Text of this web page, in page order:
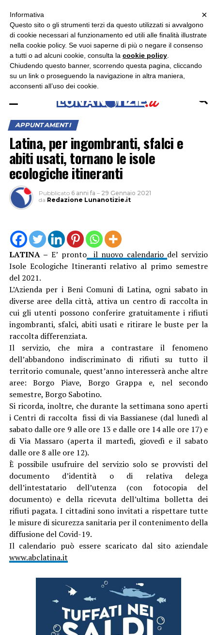
ASCOLTA RADIO LUNA
APPUNTAMENTI
Latina, per ingombranti, sfalci e
abiti usati, tornano le isole
ecologiche itineranti
Pubblicato 6 anni fa – 29 Gennaio 2021
da Redazione Lunanotizie.it
LATINA – E’ prontoil nuovo calendario del servizio
Isole Ecologiche Itineranti relativo al primo semestre
del 2021.
L’Azienda per i Beni Comuni di Latina, ogni sabato in
diverse aree della città, attiva un centro di raccolta in
cui gli utenti possono conferire gratuitamente i rifiuti
ingombranti, sfalci, abiti usati e ritirare le buste per la
raccolta differenziata.
Il servizio, che mira a contrastare il fenomeno
dell’abbandono indiscriminato di rifiuti su tutto il
territorio comunale, quest’anno interesserà anche altre
aree: Borgo Piave, Borgo Grappa e, nel secondo
semestre, Borgo Sabotino.
Si ricorda, inoltre, che durante la settimana sono aperti
i Centri di raccolta fissi di via Bassianese (dal lunedì al
sabato dalle ore 9 alle ore 13 e dalle ore 14 alle ore 17) e
di Via Massaro (aperta il martedì, giovedì e il sabato
dalle ore 8 alle ore 12).
È possibile usufruire del servizio solo se provvisti del
documento d’identità o di relativa delega
dell’intestatario dell’utenza (con fotocopia del
documento) e della ricevuta dell’ultima bolletta dei
rifiuti pagata. I cittadini sono invitati a rispettare tutte
le misure di sicurezza sanitaria per il contenimento della
diffusione del Covid-19.
Il calendario può essere scaricato dal sito aziendale
www.abclatina.it
×
×
Informativa
Questo sito o gli strumenti terzi da questo utilizzati si avvalgono
di cookie necessari al funzionamento ed utili alle finalità illustrate
nella cookie policy. Se vuoi saperne di più o negare il consenso
a tutti o ad alcuni cookie, consulta la cookie policy
Chiudendo questo banner, scorrendo questa pagina, cliccando
su un link o proseguendo la navigazione in altra maniera,
acconsenti all’uso dei cookie.